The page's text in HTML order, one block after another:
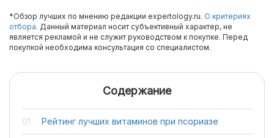
*Обзор лучших по мнению редакции expertology.ru. О критериях
отбора. Данный материал носит субъективный характер, не
является рекламой и не служит руководством к покупке. Перед
покупкой необходима консультация со специалистом.
Содержание
Рейтинг лучших витаминов при псориазе